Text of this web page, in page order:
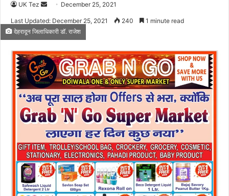
UK Tez
e
n
d
a
e
m
a
i
December 25, 2021
Last Updated: December 25, 2021 240 1 minute read
देहरादून जिलाधिकारी डॉ. राजेश